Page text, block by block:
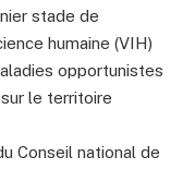
stade de
humaine (VIH)
opportunistes
le territoire
Conseil national de